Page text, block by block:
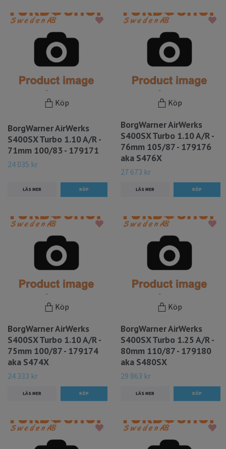
Köp
BorgWarner AirWerks
S400SX Turbo 1.10 A/R -
71mm 100/83 - 179171
24 035 kr
LÄS MER
Köp
BorgWarner AirWerks
S400SX Turbo 1.10 A/R -
76mm 105/87 - 179176
aka S476X
27 673 kr
LÄS MER
Köp
BorgWarner AirWerks
S400SX Turbo 1.10 A/R -
75mm 100/87 - 179174
aka S474X
24 333 kr
LÄS MER
Köp
BorgWarner AirWerks
S400SX Turbo 1.25 A/R -
80mm 110/87 - 179180
aka S480SX
29 863 kr
LÄS MER